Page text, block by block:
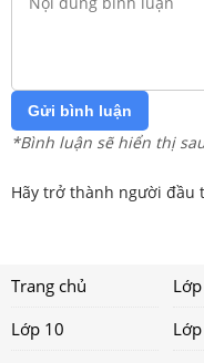
Gửi bình luận
*Bình luận sẽ hiển thị
Hãy trở thành người đầu
Trang chủ
Lớp 10